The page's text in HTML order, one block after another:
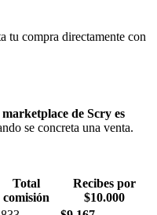
tu compra directamente con
de Scry es
se concreta una venta.
Total
comisión
Recibes por
$10.000